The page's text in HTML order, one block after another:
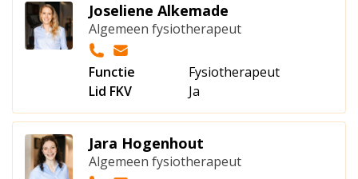
Joseliene Alkemade
Algemeen fysiotherapeut
Functie
Fysiotherapeut
Lid FKV
Ja
Jara Hogenhout
Algemeen fysiotherapeut